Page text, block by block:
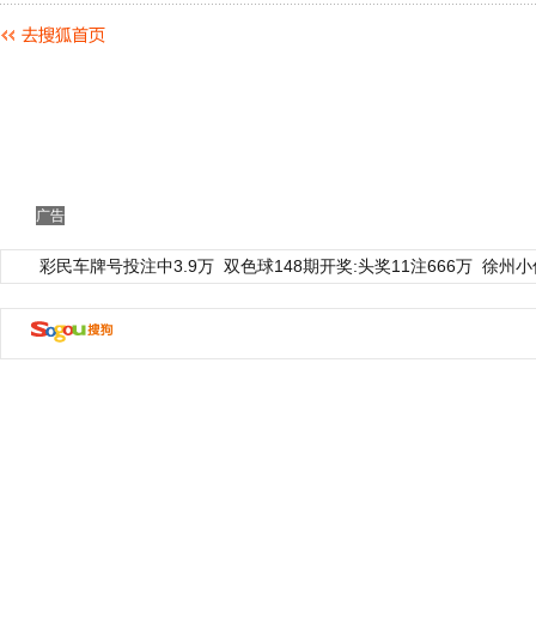
广告
彩民车牌号投注中3.9万 双色球148期开奖:头奖11注666万 徐州